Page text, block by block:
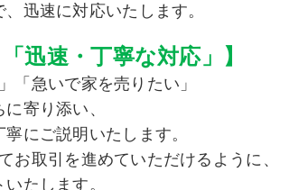
迅速に対応いたします。
迅速・丁寧な対応」】
「急いで家を売りたい」
寄り添い、
にご説明いたします。
取引を進めていただけるように、
たします。